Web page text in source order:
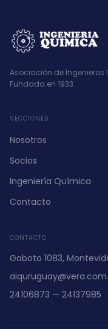
Asociación de Ingenieros
Fundada en 1933.
SECCIONES
Nosotros
Socios
Ingeniería Química
Contacto
CONTACTO
Gaboto 1083,
24106873 — 24137985